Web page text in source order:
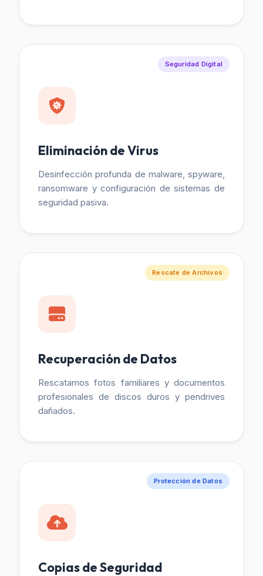
Seguridad Digital
Eliminación de Virus
Desinfección profunda de malware, spyware,
ransomware y configuración de sistemas de
seguridad pasiva.
Rescate de Archivos
Recuperación de Datos
Rescatamos fotos familiares y documentos
profesionales de discos duros y pendrives
dañados.
Protección de Datos
Copias de Seguridad